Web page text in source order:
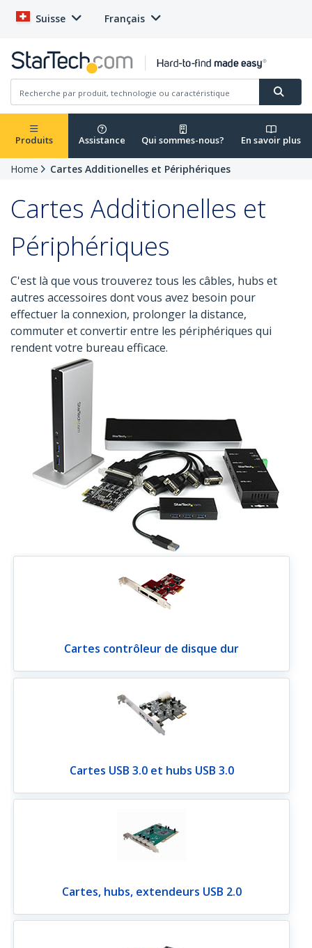
Suisse Français
Produits Assistance Qui sommes-nous? En savoir plus
Home Cartes Additionelles et Périphériques
Cartes Additionelles et
Périphériques
C'est là que vous trouverez tous les câbles, hubs et
autres accessoires dont vous avez besoin pour
effectuer la connexion, prolonger la distance,
commuter et convertir entre les périphériques qui
rendent votre bureau efficace.
Cartes contrôleur de disque dur
Cartes USB 3.0 et hubs USB 3.0
Cartes, hubs, extendeurs USB 2.0